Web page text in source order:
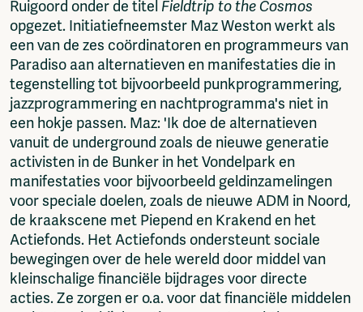
Ruigoord onder de titel Fieldtrip to the Cosmos
opgezet. Initiatiefneemster Maz Weston werkt als
een van de zes coördinatoren en programmeurs van
Paradiso aan alternatieven en manifestaties die in
tegenstelling tot bijvoorbeeld punkprogrammering,
jazzprogrammering en nachtprogramma's niet in
een hokje passen. Maz: 'Ik doe de alternatieven
vanuit de underground zoals de nieuwe generatie
activisten in de Bunker in het Vondelpark en
manifestaties voor bijvoorbeeld geldinzamelingen
voor speciale doelen, zoals de nieuwe ADM in Noord,
de kraakscene met Piepend en Krakend en het
Actiefonds. Het Actiefonds ondersteunt sociale
bewegingen over de hele wereld door middel van
kleinschalige financiële bijdrages voor directe
acties. Ze zorgen er o.a. voor dat financiële middelen